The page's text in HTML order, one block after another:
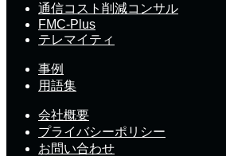
通信コスト削減コンサル
FMC-Plus
テレマイティ
事例
用語集
会社概要
プライバシーポリシー
お問い合わせ